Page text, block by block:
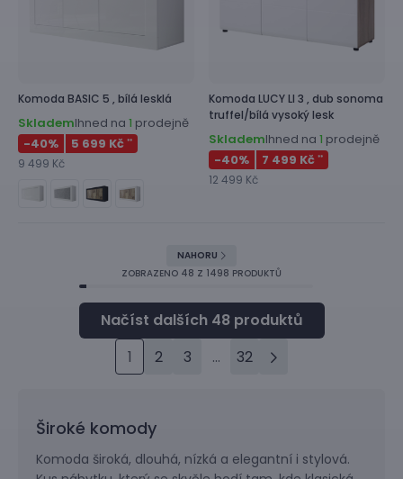
Komoda BASIC 5 , bílá lesklá
SklademIhned na 1 prodejně
-40% 5 699 Kč **
9 499 Kč
Komoda LUCY LI 3 , dub sonoma
truffel/bílá vysoký lesk
SklademIhned na 1 prodejně
-40% 7 499 Kč **
12 499 Kč
NAHORU
ZOBRAZENO 48 Z 1498 PRODUKTŮ
1 2 3 ... 32
Široké komody
Komoda široká, dlouhá, nízká a elegantní i stylová.